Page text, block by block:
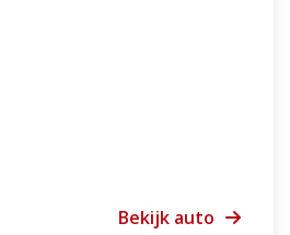
Bekijk auto